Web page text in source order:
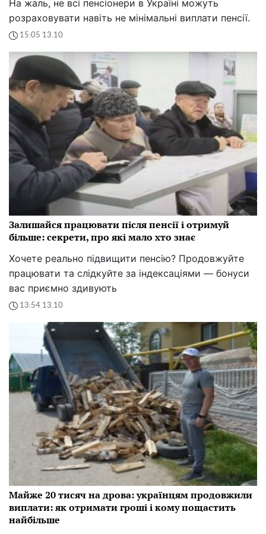
На жаль, не всі пенсіонери в Україні можуть
розраховувати навіть не мінімальні виплати пенсії.
15:05 13.10
Залишайся працювати після пенсії і отримуй
більше: секрети, про які мало хто знає
Хочете реально підвищити пенсію? Продовжуйте
працювати та слідкуйте за індексаціями — бонуси
вас приємно здивують
13:54 13.10
Майже 20 тисяч на дрова: українцям продовжили
виплати: як отримати гроші і кому пощастить
найбільше